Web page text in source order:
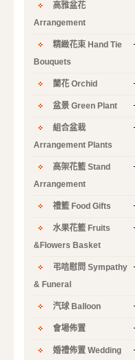
高雅盆花
Arrangement
精緻花束 Hand Tie
Bouquets
蘭花 Orchid
盆景 Green Plant
組合盆栽
Arrangement Plants
高架花籃 Stand
Arrangement
禮籃 Food Gifts
水果花籃 Fruits
&Flowers Basket
弔唁慰問 Sympathy
& Funeral
汽球 Balloon
會場佈置
婚禮佈置 Wedding